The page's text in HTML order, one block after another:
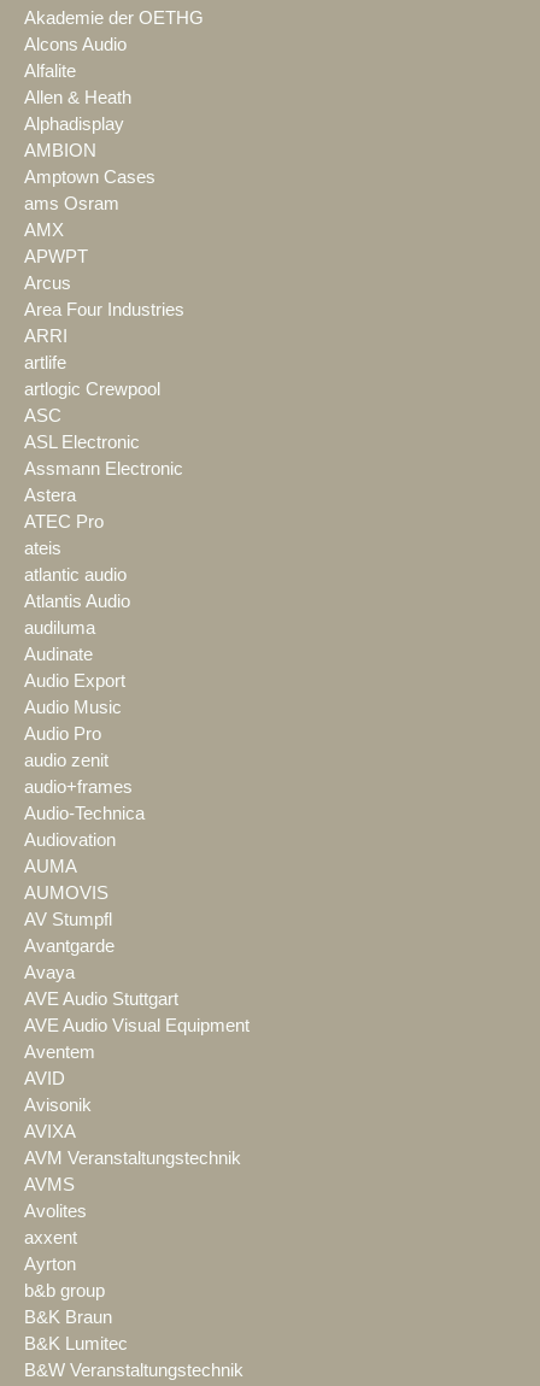
Akademie der OETHG
Alcons Audio
Alfalite
Allen & Heath
Alphadisplay
AMBION
Amptown Cases
ams Osram
AMX
APWPT
Arcus
Area Four Industries
ARRI
artlife
artlogic Crewpool
ASC
ASL Electronic
Assmann Electronic
Astera
ATEC Pro
ateis
atlantic audio
Atlantis Audio
audiluma
Audinate
Audio Export
Audio Music
Audio Pro
audio zenit
audio+frames
Audio-Technica
Audiovation
AUMA
AUMOVIS
AV Stumpfl
Avantgarde
Avaya
AVE Audio Stuttgart
AVE Audio Visual Equipment
Aventem
AVID
Avisonik
AVIXA
AVM Veranstaltungstechnik
AVMS
Avolites
axxent
Ayrton
b&b group
B&K Braun
B&K Lumitec
B&W Veranstaltungstechnik